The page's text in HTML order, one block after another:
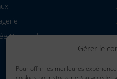
Gérer le
Pour offrir les meilleures
Normandie